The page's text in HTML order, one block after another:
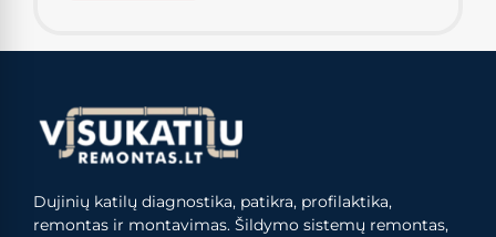
Dujinių katilų diagnostika, patikra, profilaktika,
remontas ir montavimas. Šildymo sistemų remontas,